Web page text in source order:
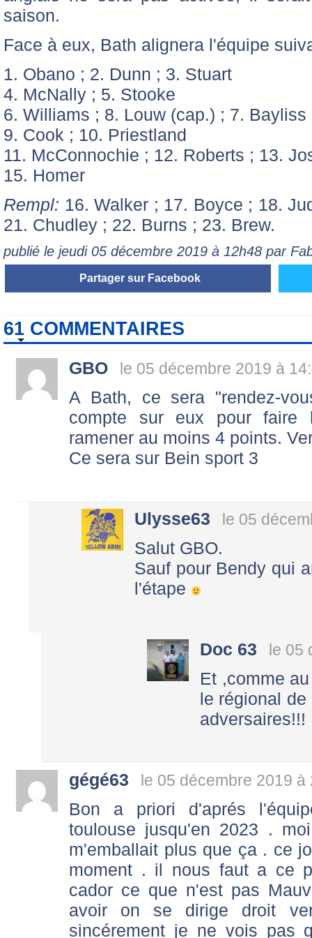
saison.
Face à eux, Bath alignera l'équipe
1. Obano ; 2. Dunn ; 3. Stuart
4. McNally ; 5. Stooke
6. Williams ; 8. Louw (cap.) ; 7. Bayliss
9. Cook ; 10. Priestland
11. McConnochie ; 12. Roberts ; 13.
15. Homer
Rempl: 16. Walker ; 17. Boyce ; 18.
21. Chudley ; 22. Burns ; 23. Brew.
publié le jeudi 05 décembre 2019 à 12h48 par
Partager sur Facebook
61 COMMENTAIRES
GBO le 05 décembre 2019 à
A Bath, ce sera "rendez-
compte sur eux pour faire
ramener au moins 4 points.
Ce sera sur Bein sport 3
Ulysse63 le 05
Salut GBO.
Sauf pour Bendy qui
l'étape
Doc 63 le 05
Et ,comme
le régional
adversaires!!!
gégé63 le 05 décembre 2019 à
Bon a priori d'aprés
toulouse jusqu'en 2023 .
m'emballait plus que ça . ce
moment . il nous faut a ce
cador ce que n'est pas
avoir on se dirige droit
sincérement je ne vois pas